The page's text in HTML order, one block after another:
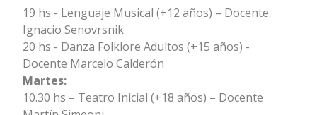
19 hs - Lenguaje Musical (+12 años) – Docente:
Ignacio Senovrsnik
20 hs - Danza Folklore Adultos (+15 años) -
Docente Marcelo Calderón
Martes:
10.30 hs – Teatro Inicial (+18 años) – Docente